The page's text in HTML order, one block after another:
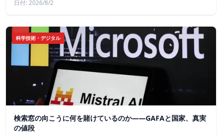
日付: 2026/8/2
科学技術・デジタル
検索窓の向こうに何を賭けているのか——GAFAと国家、真実
の値段